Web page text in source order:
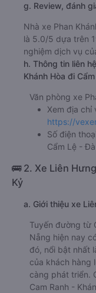
g. Review, đánh
Nhà xe Phan
là 5.0/5 dựa trên
nghiệm dịch vụ
h. Thông tin liên
Khánh Hòa đi
Văn phòng xe
Xem địa chỉ
https://
Số điện
Cẩm Lệ -
🚌 2. Xe Liên
Kỷ
a. Giới thiệu xe
Tuyến đường từ
Nẵng hiện nay
đó, nổi bật nhất
của khách hàng
càng phát triển.
Cam Ranh -